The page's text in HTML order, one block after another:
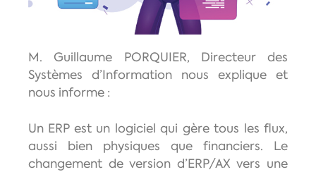
M. Guillaume PORQUIER, Directeur des
Systèmes d’Information nous explique et
nous informe :
Un ERP est un logiciel qui gère tous les flux,
aussi bien physiques que financiers. Le
changement de version d’ERP/AX vers une